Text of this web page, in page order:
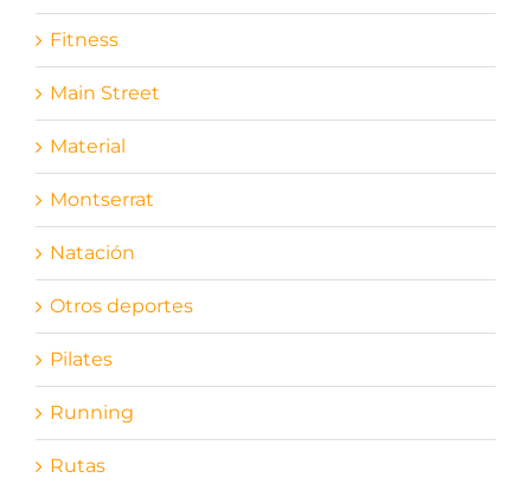
Fitness
Main Street
Material
Montserrat
Natación
Otros deportes
Pilates
Running
Rutas